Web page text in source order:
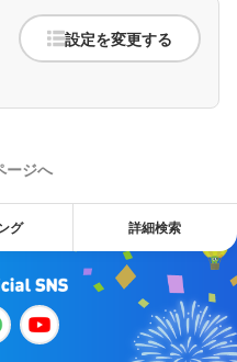
設定を変更する
ージへ
グ 詳細検索